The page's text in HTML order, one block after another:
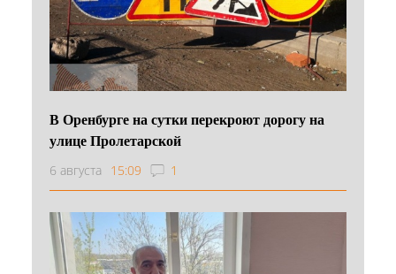
В Оренбурге на сутки перекроют дорогу на
улице Пролетарской
6 августа 15:09 1